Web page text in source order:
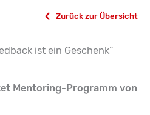
Zurück zur Übersicht
ist ein Geschenk“
Mentoring-Programm von